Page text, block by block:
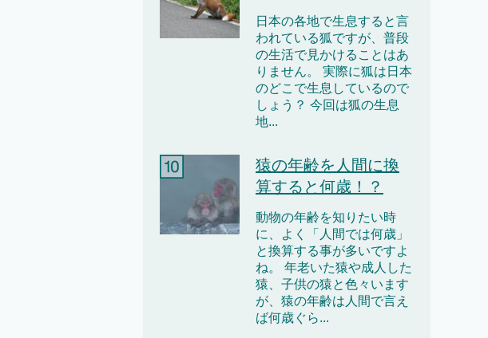
日本の各地で生息すると言
われている狐ですが、普段
の生活で見かけることはあ
りません。 実際に狐は日本
のどこで生息しているので
しょう？ 今回は狐の生息
地...
猿の年齢を人間に換
算すると何歳！？
動物の年齢を知りたい時
に、よく「人間では何歳」
と換算する事が多いですよ
ね。 年老いた猿や成人した
猿、子供の猿と色々います
が、猿の年齢は人間で言え
ば何歳ぐら...